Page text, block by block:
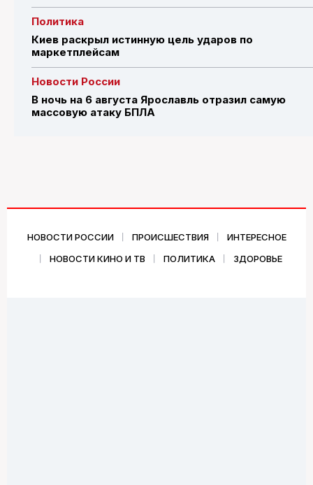
Политика
Киев раскрыл истинную цель ударов по
маркетплейсам
Новости России
В ночь на 6 августа Ярославль отразил самую
массовую атаку БПЛА
НОВОСТИ РОССИИ ПРОИСШЕСТВИЯ
ИНТЕРЕСНОЕ
НОВОСТИ КИНО И ТВ
ПОЛИТИКА ЗДОРОВЬЕ